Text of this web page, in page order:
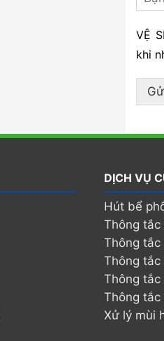
VỆ
khi
DỊCH VỤ
Hút bể
Thông tắc
Thông tắc
Thông tắc
Thông tắc
Thông tắc
Xử lý mùi